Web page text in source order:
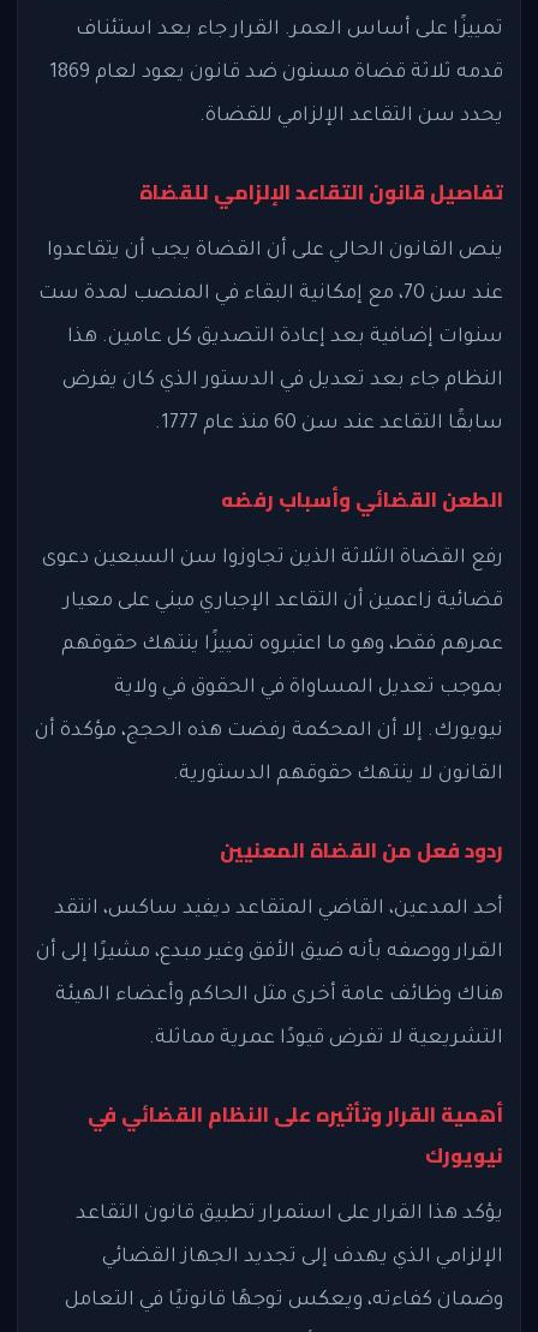
تمييزًا على أساس العمر. القرار جاء بعد استئناف
قدمه ثلاثة قضاة مسنون ضد قانون يعود لعام 1869
يحدد سن التقاعد الإلزامي للقضاة.
تفاصيل قانون التقاعد الإلزامي للقضاة
ينص القانون الحالي على أن القضاة يجب أن يتقاعدوا
عند سن 70، مع إمكانية البقاء في المنصب لمدة ست
سنوات إضافية بعد إعادة التصديق كل عامين. هذا
النظام جاء بعد تعديل في الدستور الذي كان يفرض
سابقًا التقاعد عند سن 60 منذ عام 1777.
الطعن القضائي وأسباب رفضه
رفع القضاة الثلاثة الذين تجاوزوا سن السبعين دعوى
قضائية زاعمين أن التقاعد الإجباري مبني على معيار
عمرهم فقط، وهو ما اعتبروه تمييزًا ينتهك حقوقهم
بموجب تعديل المساواة في الحقوق في ولاية
نيويورك. إلا أن المحكمة رفضت هذه الحجج، مؤكدة أن
القانون لا ينتهك حقوقهم الدستورية.
ردود فعل من القضاة المعنيين
أحد المدعين، القاضي المتقاعد ديفيد ساكس، انتقد
القرار ووصفه بأنه ضيق الأفق وغير مبدع، مشيرًا إلى أن
هناك وظائف عامة أخرى مثل الحاكم وأعضاء الهيئة
التشريعية لا تفرض قيودًا عمرية مماثلة.
أهمية القرار وتأثيره على النظام القضائي في
نيويورك
يؤكد هذا القرار على استمرار تطبيق قانون التقاعد
الإلزامي الذي يهدف إلى تجديد الجهاز القضائي
وضمان كفاءته، ويعكس توجهًا قانونيًا في التعامل